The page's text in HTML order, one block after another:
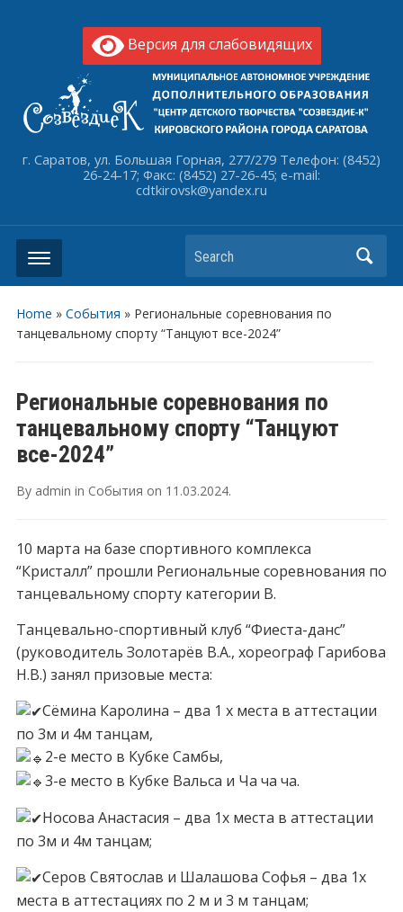
Версия для слабовидящих
г. Саратов, ул. Большая Горная, 277/279 Телефон: (8452)
26-24-17; Факс: (8452) 27-26-45; e-mail:
cdtkirovsk@yandex.ru
Search
Home » События » Региональные соревнования по
танцевальному спорту “Танцуют все-2024”
Региональные соревнования по
танцевальному спорту “Танцуют
все-2024”
By admin in События on 11.03.2024.
10 марта на базе спортивного комплекса
“Кристалл” прошли Региональные соревнования по
танцевальному спорту категории В.
Танцевально-спортивный клуб “Фиеста-данс”
(руководитель Золотарёв В.А., хореограф Гарибова
Н.В.) занял призовые места:
Сёмина Каролина – два 1 х места в аттестации
по 3м и 4м танцам,
2-е место в Кубке Самбы,
3-е место в Кубке Вальса и Ча ча ча.
Носова Анастасия – два 1х места в аттестации
по 3м и 4м танцам;
Серов Святослав и Шалашова Софья – два 1х
места в аттестациях по 2 м и 3 м танцам;